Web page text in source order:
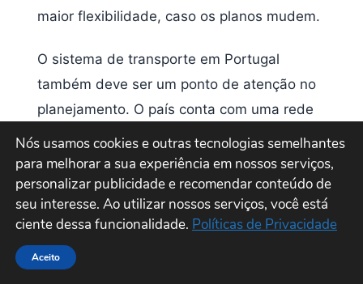
maior flexibilidade, caso os planos mudem.
O sistema de transporte em Portugal
também deve ser um ponto de atenção no
planejamento. O país conta com uma rede
de transportes públicos eficiente que inclui
ônibus, trens e bondes. Para explorar as
principais cidades, como Lisboa, Porto e
Coimbra, é aconselhável adquirir passes de
transporte que proporcionam viagens
ilimitadas por um período definido. Outra
Nós usamos cookies e outras tecnologias semelhantes
para melhorar a sua experiência em nossos serviços,
personalizar publicidade e recomendar conteúdo de
seu interesse. Ao utilizar nossos serviços, você está
ciente dessa funcionalidade. Políticas de Privacidade
Aceito